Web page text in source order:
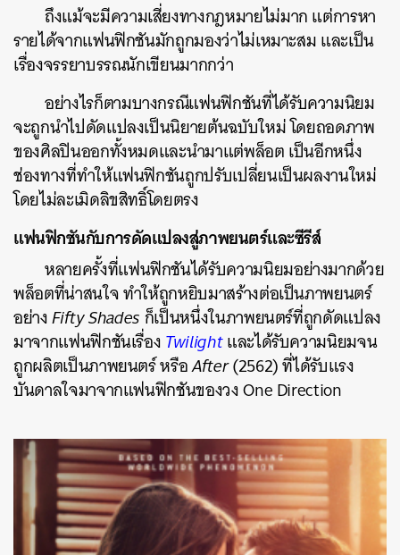
ถึงแม้จะมีความเสี่ยงทางกฎหมายไม่มาก แต่การหา
รายได้จากแฟนฟิกชันมักถูกมองว่าไม่เหมาะสม และเป็น
เรื่องจรรยาบรรณนักเขียนมากกว่า
อย่างไรก็ตามบางกรณีแฟนฟิกชันที่ได้รับความนิยม
จะถูกนำไปดัดแปลงเป็นนิยายต้นฉบับใหม่ โดยถอดภาพ
ของศิลปินออกทั้งหมดและนำมาแต่พล็อต เป็นอีกหนึ่ง
ช่องทางที่ทำให้แฟนฟิกชันถูกปรับเปลี่ยนเป็นผลงานใหม่
โดยไม่ละเมิดลิขสิทธิ์โดยตรง
แฟนฟิกชันกับการดัดแปลงสู่ภาพยนตร์และซีรีส์
หลายครั้งที่แฟนฟิกชันได้รับความนิยมอย่างมากด้วย
พล็อตที่น่าสนใจ ทำให้ถูกหยิบมาสร้างต่อเป็นภาพยนตร์
อย่างFifty Shadesก็เป็นหนึ่งในภาพยนตร์ที่ถูกดัดแปลง
มาจากแฟนฟิกชันเรื่องTwilightและได้รับความนิยมจน
ถูกผลิตเป็นภาพยนตร์ หรือAfter(2562) ที่ได้รับแรง
บันดาลใจมาจากแฟนฟิกชันของวง One Direction